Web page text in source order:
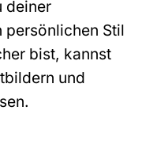
deiner
persönlichen Stil
bist, kannst
und